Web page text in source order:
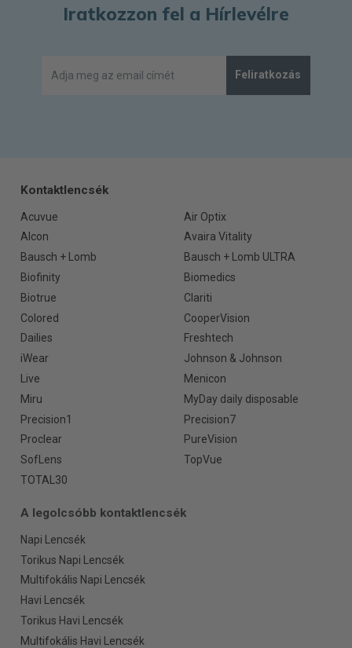
Iratkozzon fel a Hírlevélre
Feliratkozás
Kontaktlencsék
Acuvue
Air Optix
Alcon
Avaira Vitality
Bausch + Lomb
Bausch + Lomb ULTRA
Biofinity
Biomedics
Biotrue
Clariti
Colored
CooperVision
Dailies
Freshtech
iWear
Johnson & Johnson
Live
Menicon
Miru
MyDay daily disposable
Precision1
Precision7
Proclear
PureVision
SofLens
TopVue
TOTAL30
A legolcsóbb kontaktlencsék
Napi Lencsék
Torikus Napi Lencsék
Multifokális Napi Lencsék
Havi Lencsék
Torikus Havi Lencsék
Multifokális Havi Lencsék